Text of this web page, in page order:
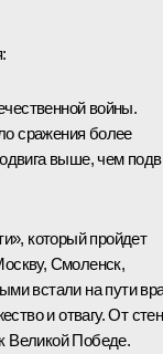
войны.
сражения более
выше, чем
который пройдет
Смоленск,
встали на пути
и отвагу. От стен
Великой Победе.